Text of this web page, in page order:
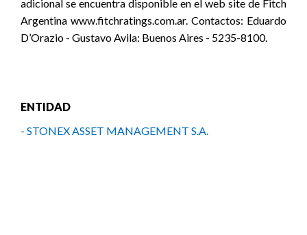
adicional se encuentra disponible en el web site de Fitch
Argentina www.fitchratings.com.ar. Contactos: Eduardo
D’Orazio - Gustavo Avila: Buenos Aires - 5235-8100.
ENTIDAD
- STONEX ASSET MANAGEMENT S.A.